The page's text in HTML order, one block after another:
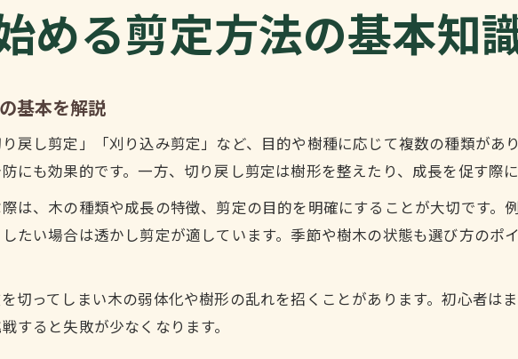
剪定方法で変わる樹形と成長バランス
剪定やり方図解で基本の枝選びを習得
成長パターンに合った剪定方法を図解説明
高くなりすぎた木の安全な剪定術を紹介
める剪定方法の基本知
基本を解説
戻し剪定」「刈り込み剪定」など、目的や樹種に応じて複数の種類があ
にも効果的です。一方、切り戻し剪定は樹形を整えたり、成長を促す際
は、木の種類や成長の特徴、剪定の目的を明確にすることが大切です。
たい場合は透かし剪定が適しています。季節や樹木の状態も選び方のポ
切ってしまい木の弱体化や樹形の乱れを招くことがあります。初心者は
すると失敗が少なくなります。